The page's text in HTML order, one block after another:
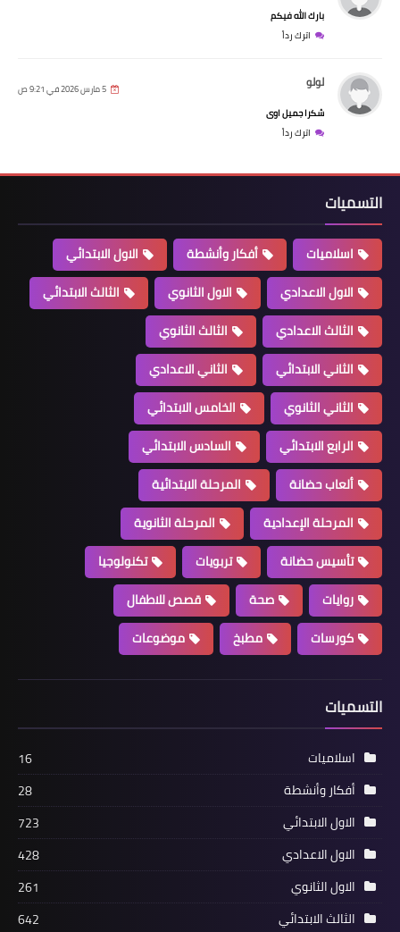
بارك الله فيكم
اترك رداً
لولو 5 مارس 2026 في 9:21 ص
شكرا جميل اوى
اترك رداً
التسميات
اسلاميات أفكار وأنشطة
الاول الابتدائي
الاول الاعدادي
الاول الثانوي
الثالث الابتدائي
الثالث الاعدادي
الثالث الثانوي
الثاني الابتدائي
الثاني الاعدادي
الثاني الثانوي
الخامس الابتدائي
الرابع الابتدائي
السادس الابتدائي
ألعاب حضانة
المرحلة الابتدائية
المرحلة الإعدادية
المرحلة الثانوية
تأسيس حضانة
تربويات
تكنولوجيا
روايات
صحة
قصص للاطفال
كورسات
مطبخ موضوعات
التسميات
اسلاميات
16
أفكار وأنشطة
28
الاول الابتدائي
723
الاول الاعدادي
428
الاول الثانوي
261
الثالث الابتدائي
642